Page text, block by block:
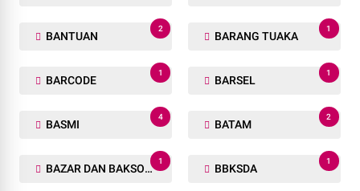
BANTUAN
2
BARANG TUAKA
1
BARCODE
1
BARSEL
1
BASMI
4
BATAM
2
BAZAR DAN BAKSOS RAMADHAN
1
BBKSDA
1